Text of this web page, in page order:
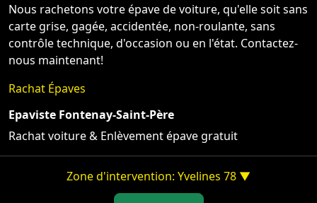
Nous rachetons votre épave de voiture, qu'elle soit sans
carte grise, gagée, accidentée, non-roulante, sans
contrôle technique, d'occasion ou en l'état. Contactez-
nous maintenant!
Rachat Épaves
Epaviste Fontenay-Saint-Père
Rachat voiture & Enlèvement épave gratuit
Zone d'intervention: Yvelines 78 ▼